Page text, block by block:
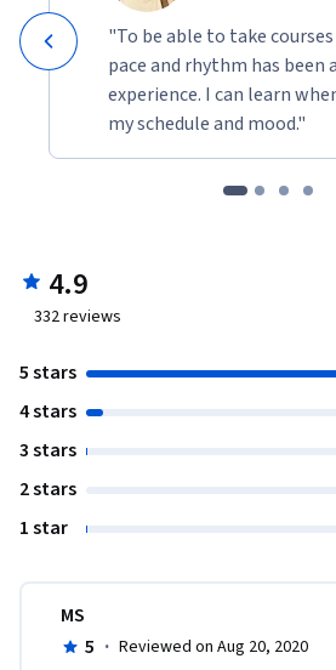
"To be able to take
pace and rhythm has been
experience. I can learn
my schedule and mood."
4.9
332reviews
5 stars
4 stars
3 stars
2 stars
1 star
MS
5 · Reviewed on Aug 20, 2020